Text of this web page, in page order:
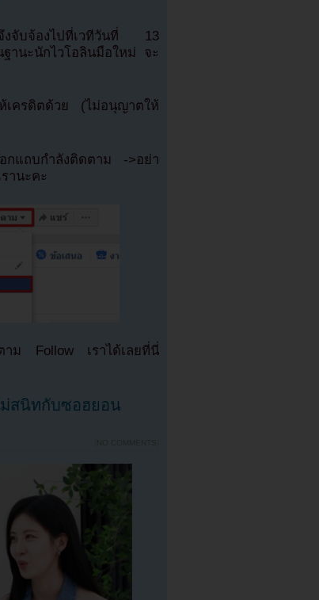
งจับจ้องไปที่เวทีวันที่ 13
านะนักไวโอลินมือใหม่ จะ
ครดิตด้วย (ไม่อนุญาตให้
อกแถบกำลังติดตาม ->อย่า
านะคะ
าม Follow เราได้เลยที่นี่
ม่สนิทกับซอฮยอน
NO COMMENTS